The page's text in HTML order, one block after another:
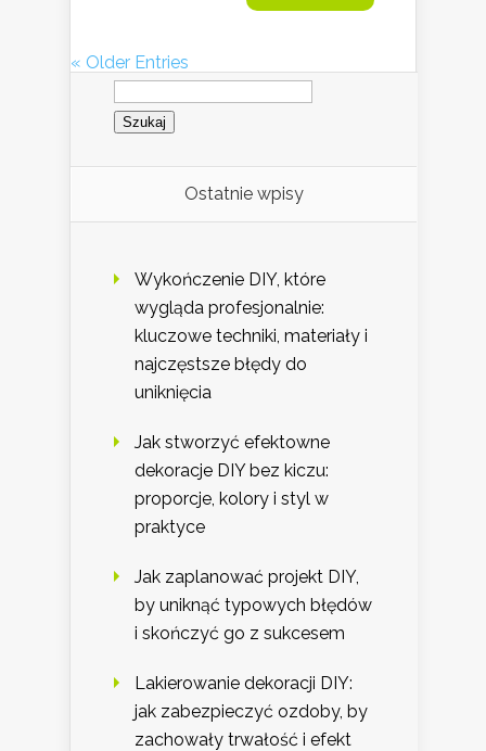
« Older Entries
Szukaj:
Ostatnie wpisy
Wykończenie DIY, które
wygląda profesjonalnie:
kluczowe techniki, materiały i
najczęstsze błędy do
uniknięcia
Jak stworzyć efektowne
dekoracje DIY bez kiczu:
proporcje, kolory i styl w
praktyce
Jak zaplanować projekt DIY,
by uniknąć typowych błędów
i skończyć go z sukcesem
Lakierowanie dekoracji DIY:
jak zabezpieczyć ozdoby, by
zachowały trwałość i efekt